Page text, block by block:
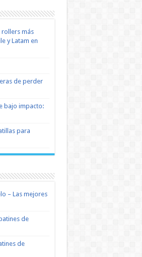
más
y Latam en
de perder
bajo impacto:
para
– Las mejores
de
de